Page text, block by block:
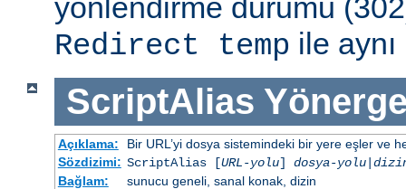
yönlendirme durumu
Redirect temp ile
ScriptAlias
Açıklama:
Bir URL’yi dosya sistemindeki bir yere eşler ve
Sözdizimi: ScriptAlias [URL-yolu] dosya-yolu|
Bağlam:
sunucu geneli, sanal konak, dizin